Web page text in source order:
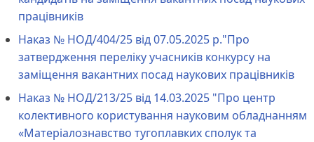
працівників
Наказ № НОД/404/25 від 07.05.2025 р."Про
затвердження переліку учасників конкурсу на
заміщення вакантних посад наукових працівників
Наказ № НОД/213/25 від 14.03.2025 "Про центр
колективного користування науковим обладнанням
«Матеріалознавство тугоплавких сполук та